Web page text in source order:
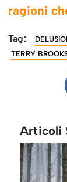
ragioni
Tag:
TERRY
Articoli